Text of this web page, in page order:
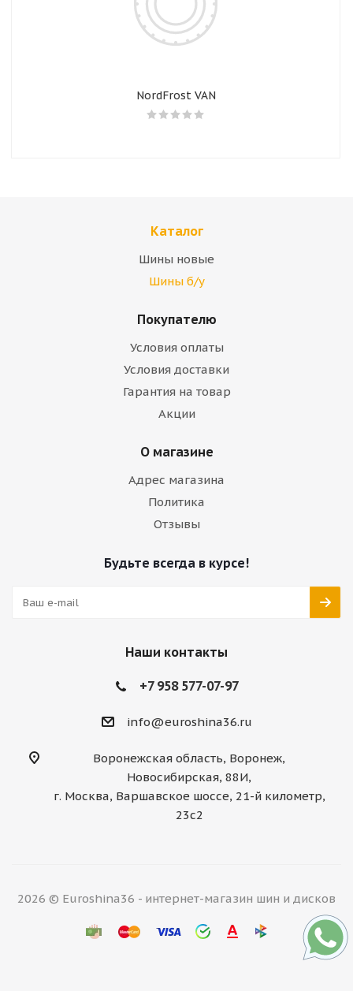
NordFrost VAN
Каталог
Шины новые
Шины б/у
Покупателю
Условия оплаты
Условия доставки
Гарантия на товар
Акции
О магазине
Адрес магазина
Политика
Отзывы
Будьте всегда в курсе!
Наши контакты
+7 958 577-07-97
info@euroshina36.ru
Воронежская область, Воронеж,
Новосибирская, 88И,
г. Москва, Варшавское шоссе, 21-й километр,
23с2
2026 © Euroshina36 - интернет-магазин шин и дисков